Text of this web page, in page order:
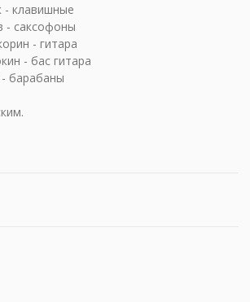
- клавишные
- саксофоны
- гитара
- бас гитара
барабаны